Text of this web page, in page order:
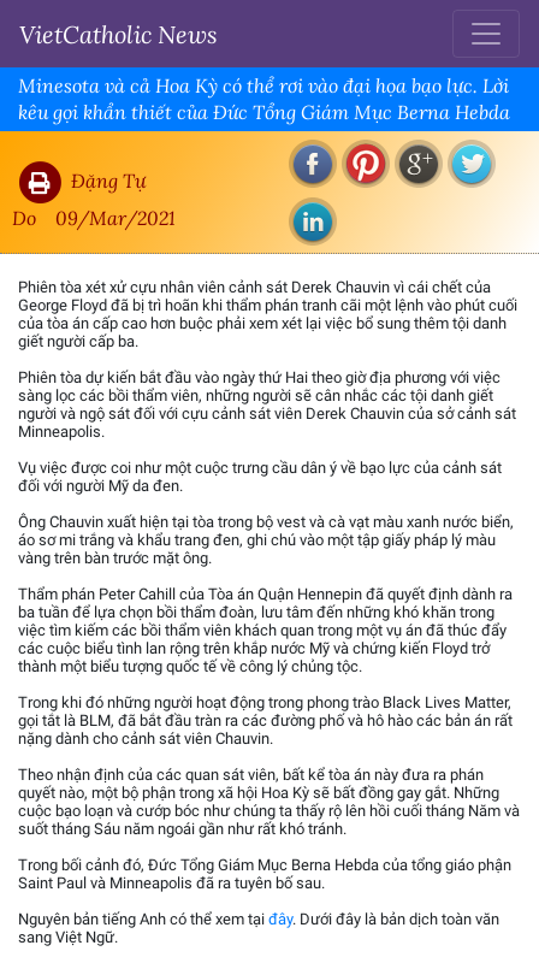
VietCatholic News
Minesota và cả Hoa Kỳ có thể rơi vào đại họa bạo lực. Lời
kêu gọi khẩn thiết của Đức Tổng Giám Mục Berna Hebda
Đặng Tự
Do
09/Mar/2021
Phiên tòa xét xử cựu nhân viên cảnh sát Derek Chauvin vì cái chết của
George Floyd đã bị trì hoãn khi thẩm phán tranh cãi một lệnh vào phút cuối
của tòa án cấp cao hơn buộc phải xem xét lại việc bổ sung thêm tội danh
giết người cấp ba.
Phiên tòa dự kiến bắt đầu vào ngày thứ Hai theo giờ địa phương với việc
sàng lọc các bồi thẩm viên, những người sẽ cân nhắc các tội danh giết
người và ngộ sát đối với cựu cảnh sát viên Derek Chauvin của sở cảnh sát
Minneapolis.
Vụ việc được coi như một cuộc trưng cầu dân ý về bạo lực của cảnh sát
đối với người Mỹ da đen.
Ông Chauvin xuất hiện tại tòa trong bộ vest và cà vạt màu xanh nước biển,
áo sơ mi trắng và khẩu trang đen, ghi chú vào một tập giấy pháp lý màu
vàng trên bàn trước mặt ông.
Thẩm phán Peter Cahill của Tòa án Quận Hennepin đã quyết định dành ra
ba tuần để lựa chọn bồi thẩm đoàn, lưu tâm đến những khó khăn trong
việc tìm kiếm các bồi thẩm viên khách quan trong một vụ án đã thúc đẩy
các cuộc biểu tình lan rộng trên khắp nước Mỹ và chứng kiến Floyd trở
thành một biểu tượng quốc tế về công lý chủng tộc.
Trong khi đó những người hoạt động trong phong trào Black Lives Matter,
gọi tắt là BLM, đã bắt đầu tràn ra các đường phố và hô hào các bản án rất
nặng dành cho cảnh sát viên Chauvin.
Theo nhận định của các quan sát viên, bất kể tòa án này đưa ra phán
quyết nào, một bộ phận trong xã hội Hoa Kỳ sẽ bất đồng gay gắt. Những
cuộc bạo loạn và cướp bóc như chúng ta thấy rộ lên hồi cuối tháng Năm và
suốt tháng Sáu năm ngoái gần như rất khó tránh.
Trong bối cảnh đó, Đức Tổng Giám Mục Berna Hebda của tổng giáo phận
Saint Paul và Minneapolis đã ra tuyên bố sau.
Nguyên bản tiếng Anh có thể xem tại đây. Dưới đây là bản dịch toàn văn
sang Việt Ngữ.